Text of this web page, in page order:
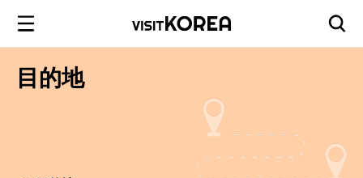
目的地